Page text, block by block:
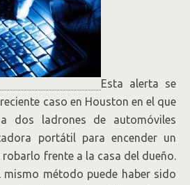
Esta alerta se
caso en Houston en el que
dos ladrones de automóviles
portátil para encender un
robarlo frente a la casa del dueño.
mismo método puede haber sido